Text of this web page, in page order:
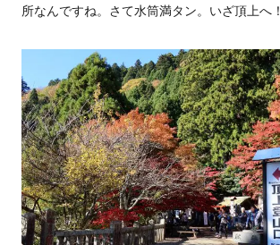
所なんですね。さて水筒満タン。いざ頂上へ！